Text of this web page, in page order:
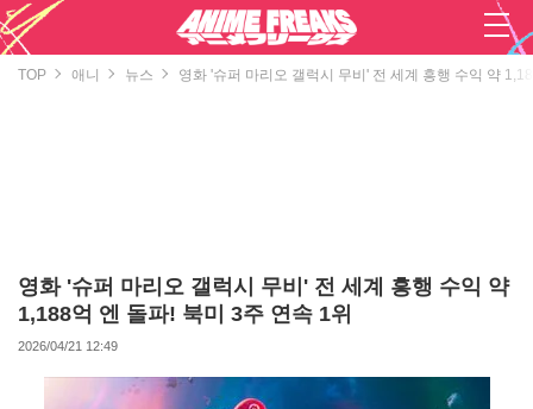
TOP 애니 뉴스 영화 '슈퍼 마리오 갤럭시 무비' 전 세계 흥행 수익 약
영화 '슈퍼 마리오 갤럭시 무비' 전 세계 흥행 수익 약
1,188억 엔 돌파! 북미 3주 연속 1위
2026/04/21 12:49